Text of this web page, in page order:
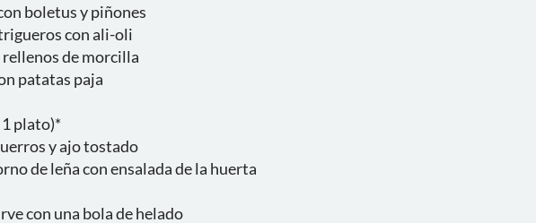
boletus y piñones
con ali-oli
de morcilla
patatas paja
plato)*
y ajo tostado
de leña con ensalada de la huerta
con una bola de helado